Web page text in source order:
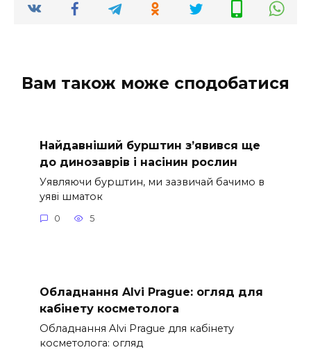
Вам також може сподобатися
Найдавніший бурштин з’явився ще
до динозаврів і насінин рослин
Уявляючи бурштин, ми зазвичай бачимо в
уяві шматок
0 5
Обладнання Alvi Prague: огляд для
кабінету косметолога
Обладнання Alvi Prague для кабінету
косметолога: огляд